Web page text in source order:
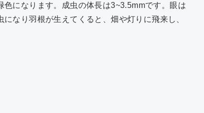
になります。成虫の体長は3~3.5mmです。眼は
なり羽根が生えてくると、畑や灯りに飛来し、